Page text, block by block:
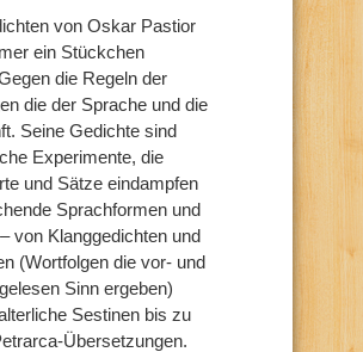
von Oskar Pastior
ein Stückchen
die Regeln der
die der Sprache und die
Seine Gedichte sind
Experimente, die
und Sätze eindampfen
Sprachformen und
von Klanggedichten und
(Wortfolgen die vor- und
Sinn ergeben)
Sestinen bis zu
Übersetzungen.